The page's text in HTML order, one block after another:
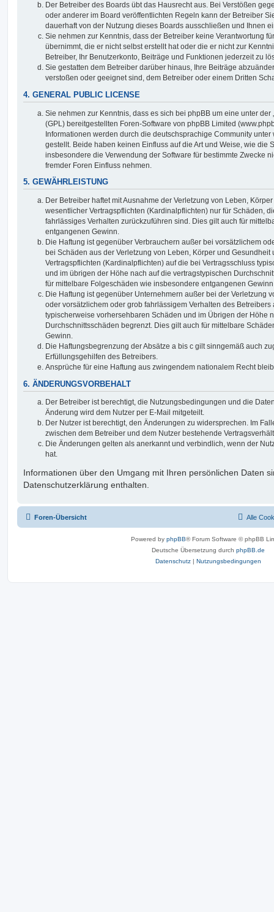
Der Betreiber des Boards übt das Hausrecht aus. Bei Verstößen
oder anderer im Board veröffentlichten Regeln kann der Betreiber
dauerhaft von der Nutzung dieses Boards ausschließen und Ihnen
Sie nehmen zur Kenntnis, dass der Betreiber keine Verantwortung
übernimmt, die er nicht selbst erstellt hat oder die er nicht zur
Betreiber, Ihr Benutzerkonto, Beiträge und Funktionen jederzeit zu
Sie gestatten dem Betreiber darüber hinaus, Ihre Beiträge
verstoßen oder geeignet sind, dem Betreiber oder einem Dritten
4. GENERAL PUBLIC LICENSE
Sie nehmen zur Kenntnis, dass es sich bei phpBB um eine unter der
(GPL) bereitgestellten Foren-Software von phpBB Limited
Informationen werden durch die deutschsprachige Community unter
gestellt. Beide haben keinen Einfluss auf die Art und Weise, wie die
insbesondere die Verwendung der Software für bestimmte Zwecke
fremder Foren Einfluss nehmen.
5. GEWÄHRLEISTUNG
Der Betreiber haftet mit Ausnahme der Verletzung von Leben,
wesentlicher Vertragspflichten (Kardinalpflichten) nur für Schäden,
fahrlässiges Verhalten zurückzuführen sind. Dies gilt auch für
entgangenen Gewinn.
Die Haftung ist gegenüber Verbrauchern außer bei vorsätzlichem
bei Schäden aus der Verletzung von Leben, Körper und
Vertragspflichten (Kardinalpflichten) auf die bei Vertragsschluss
und im übrigen der Höhe nach auf die vertragstypischen
für mittelbare Folgeschäden wie insbesondere entgangenen
Die Haftung ist gegenüber Unternehmern außer bei der Verletzung
oder vorsätzlichem oder grob fahrlässigem Verhalten des Betreibers
typischerweise vorhersehbaren Schäden und im Übrigen der Höhe
Durchschnittsschäden begrenzt. Dies gilt auch für mittelbare
Gewinn.
Die Haftungsbegrenzung der Absätze a bis c gilt sinngemäß auch
Erfüllungsgehilfen des Betreibers.
Ansprüche für eine Haftung aus zwingendem nationalem Recht
6. ÄNDERUNGSVORBEHALT
Der Betreiber ist berechtigt, die Nutzungsbedingungen und die
Änderung wird dem Nutzer per E-Mail mitgeteilt.
Der Nutzer ist berechtigt, den Änderungen zu widersprechen. Im
zwischen dem Betreiber und dem Nutzer bestehende
Die Änderungen gelten als anerkannt und verbindlich, wenn der
hat.
Informationen über den Umgang mit Ihren persönlichen Daten
Datenschutzerklärung enthalten.
Foren-Übersicht Alle
Powered by phpBB® Forum Software © phpBB
Deutsche Übersetzung durch phpBB.de
Datenschutz | Nutzungsbedingungen